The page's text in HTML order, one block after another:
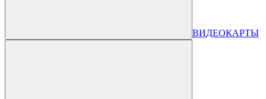
ВИДЕОКАРТЫ